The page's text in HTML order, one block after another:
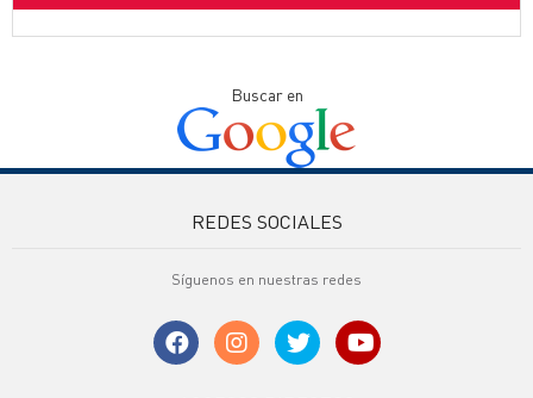
Buscar en
REDES SOCIALES
Síguenos en nuestras redes